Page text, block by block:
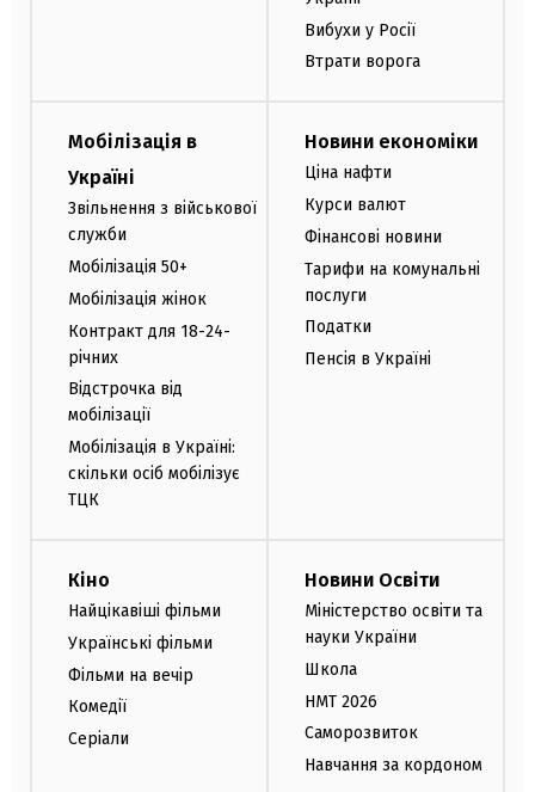
Вибухи у Росії
Втрати ворога
Мобілізація в
Україні
Звільнення з військової
служби
Мобілізація 50+
Мобілізація жінок
Контракт для 18-24-
річних
Відстрочка від
мобілізації
Мобілізація в Україні:
скільки осіб мобілізує
ТЦК
Новини економіки
Ціна нафти
Курси валют
Фінансові новини
Тарифи на комунальні
послуги
Податки
Пенсія в Україні
Кіно
Найцікавіші фільми
Українські фільми
Фільми на вечір
Комедії
Серіали
Новини Освіти
Міністерство освіти та
науки України
Школа
НМТ 2026
Саморозвиток
Навчання за кордоном